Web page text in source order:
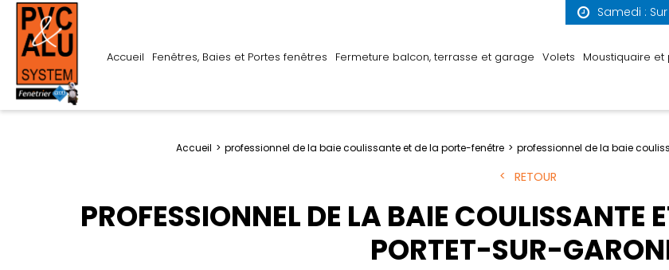
Samedi :
Accueil Fenêtres, Baies et Portes fenêtres Fermeture balcon, terrasse et garage Volets Moustiquaire
Accueil professionnel de la baie coulissante et de la porte-fenêtre professionnel de la baie
RETOUR
PROFESSIONNEL DE LA BAIE COULISSANTE
PORTET-SUR-